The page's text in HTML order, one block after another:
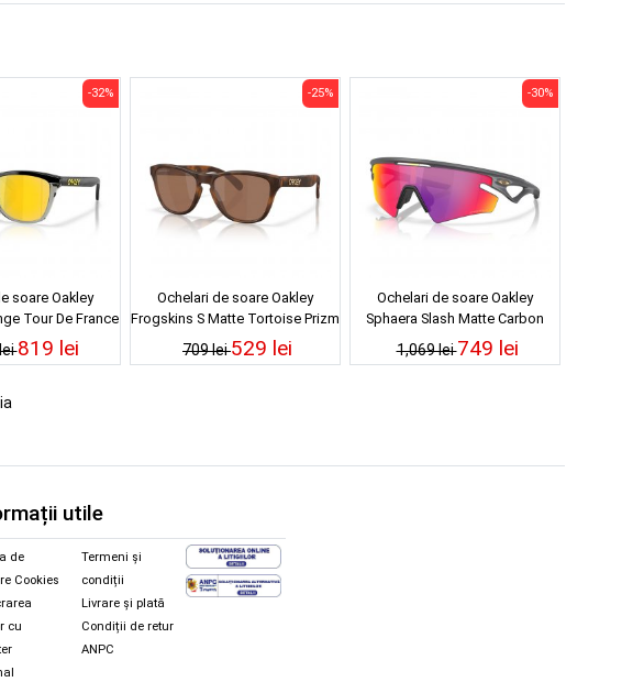
soare Oakley
Tour De France
24k Polarized
-32%
819 lei
Ochelari de soare Oakley
Frogskins S Matte Tortoise Prizm
Tungsten
709 lei
-25%
529 lei
Ochelari de soare Oakley
Sphaera Slash Matte Carbon
Prizm Road
1,069 lei
-30%
749 lei
utile
de
Cookies
cu
Termeni și
condiții
Livrare și plată
Condiții de retur
ANPC